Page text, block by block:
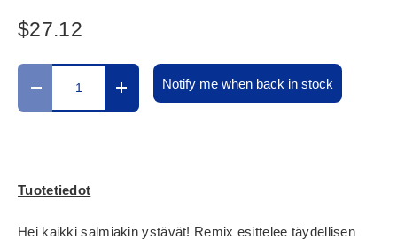
$27.12
Määrä
Translation missing: fi.cart.items.decrease_quantity
Translation missing:
Notify me when back in stock
Tuotetiedot
Hei kaikki salmiakin ystävät! Remix esittelee täydellisen